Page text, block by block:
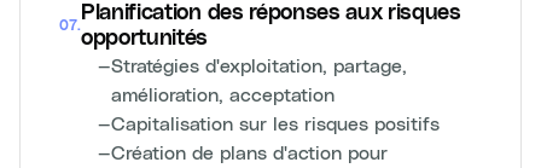
07.
Planification des réponses aux risques
opportunités
—Stratégies d'exploitation, partage,
amélioration, acceptation
—Capitalisation sur les risques positifs
—Création de plans d'action pour